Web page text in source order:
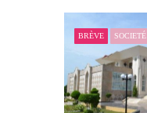
BRÈVE SOCIETÉ